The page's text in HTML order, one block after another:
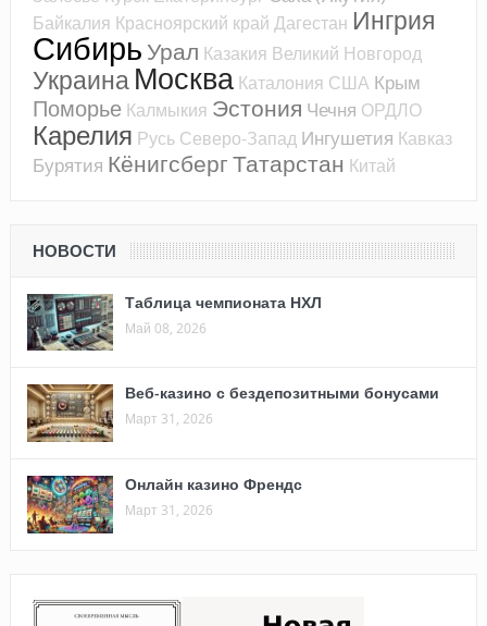
Байкалия Красноярский край Дагестан Ингрия
Сибирь Урал Казакия Великий Новгород
УкраинаМосква Каталония США Крым
Поморье Калмыкия Эстония Чечня ОРДЛО
Карелия Русь Северо-Запад Ингушетия Кавказ
Бурятия КёнигсбергТатарстан Китай
НОВОСТИ
Таблица чемпионата НХЛ
Май 08, 2026
Веб-казино с бездепозитными бонусами
Март 31, 2026
Онлайн казино Френдс
Март 31, 2026